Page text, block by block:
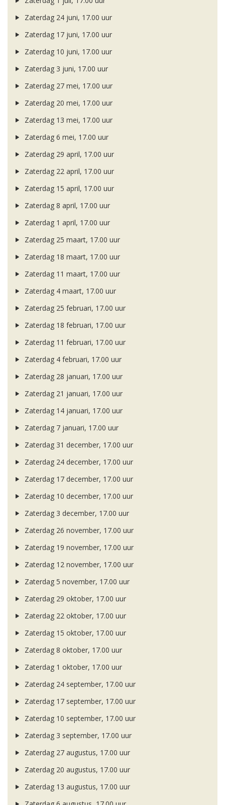
Zaterdag 24 juni, 17.00 uur
Zaterdag 17 juni, 17.00 uur
Zaterdag 10 juni, 17.00 uur
Zaterdag 3 juni, 17.00 uur
Zaterdag 27 mei, 17.00 uur
Zaterdag 20 mei, 17.00 uur
Zaterdag 13 mei, 17.00 uur
Zaterdag 6 mei, 17.00 uur
Zaterdag 29 april, 17.00 uur
Zaterdag 22 april, 17.00 uur
Zaterdag 15 april, 17.00 uur
Zaterdag 8 april, 17.00 uur
Zaterdag 1 april, 17.00 uur
Zaterdag 25 maart, 17.00 uur
Zaterdag 18 maart, 17.00 uur
Zaterdag 11 maart, 17.00 uur
Zaterdag 4 maart, 17.00 uur
Zaterdag 25 februari, 17.00 uur
Zaterdag 18 februari, 17.00 uur
Zaterdag 11 februari, 17.00 uur
Zaterdag 4 februari, 17.00 uur
Zaterdag 28 januari, 17.00 uur
Zaterdag 21 januari, 17.00 uur
Zaterdag 14 januari, 17.00 uur
Zaterdag 7 januari, 17.00 uur
Zaterdag 31 december, 17.00 uur
Zaterdag 24 december, 17.00 uur
Zaterdag 17 december, 17.00 uur
Zaterdag 10 december, 17.00 uur
Zaterdag 3 december, 17.00 uur
Zaterdag 26 november, 17.00 uur
Zaterdag 19 november, 17.00 uur
Zaterdag 12 november, 17.00 uur
Zaterdag 5 november, 17.00 uur
Zaterdag 29 oktober, 17.00 uur
Zaterdag 22 oktober, 17.00 uur
Zaterdag 15 oktober, 17.00 uur
Zaterdag 8 oktober, 17.00 uur
Zaterdag 1 oktober, 17.00 uur
Zaterdag 24 september, 17.00 uur
Zaterdag 17 september, 17.00 uur
Zaterdag 10 september, 17.00 uur
Zaterdag 3 september, 17.00 uur
Zaterdag 27 augustus, 17.00 uur
Zaterdag 20 augustus, 17.00 uur
Zaterdag 13 augustus, 17.00 uur